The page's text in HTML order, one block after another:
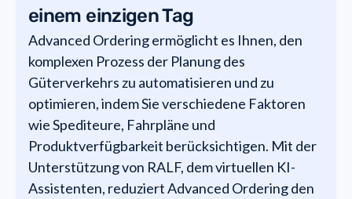
einem einzigen Tag
Advanced Ordering ermöglicht es Ihnen, den
komplexen Prozess der Planung des
Güterverkehrs zu automatisieren und zu
optimieren, indem Sie verschiedene Faktoren
wie Spediteure, Fahrpläne und
Produktverfügbarkeit berücksichtigen. Mit der
Unterstützung von RALF, dem virtuellen KI-
Assistenten, reduziert Advanced Ordering den